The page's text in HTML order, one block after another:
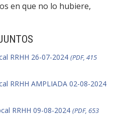
RRHH 26-07-2024 (PDF, 415
RRHH AMPLIADA 02-08-2024
RRHH 09-08-2024 (PDF, 653
en que no lo hubiere,